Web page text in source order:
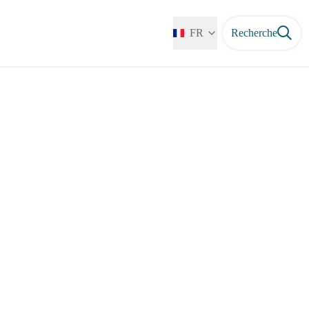
FR Recherche